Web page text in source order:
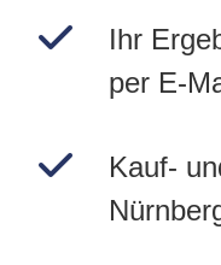
Ihr
per E-
Kauf-